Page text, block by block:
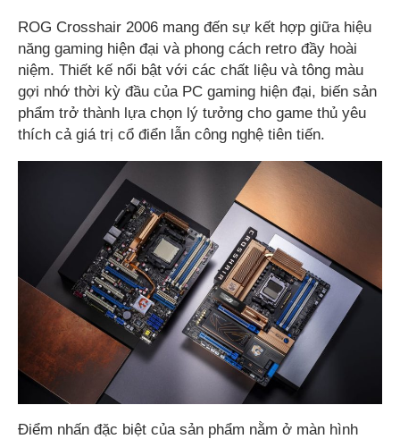
ROG Crosshair 2006 mang đến sự kết hợp giữa hiệu
năng gaming hiện đại và phong cách retro đầy hoài
niệm. Thiết kế nổi bật với các chất liệu và tông màu
gợi nhớ thời kỳ đầu của PC gaming hiện đại, biến sản
phẩm trở thành lựa chọn lý tưởng cho game thủ yêu
thích cả giá trị cổ điển lẫn công nghệ tiên tiến.
Điểm nhấn đặc biệt của sản phẩm nằm ở màn hình